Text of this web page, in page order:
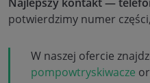
potwierdzimy numer
W naszej ofercie
pompowtryskiwacze